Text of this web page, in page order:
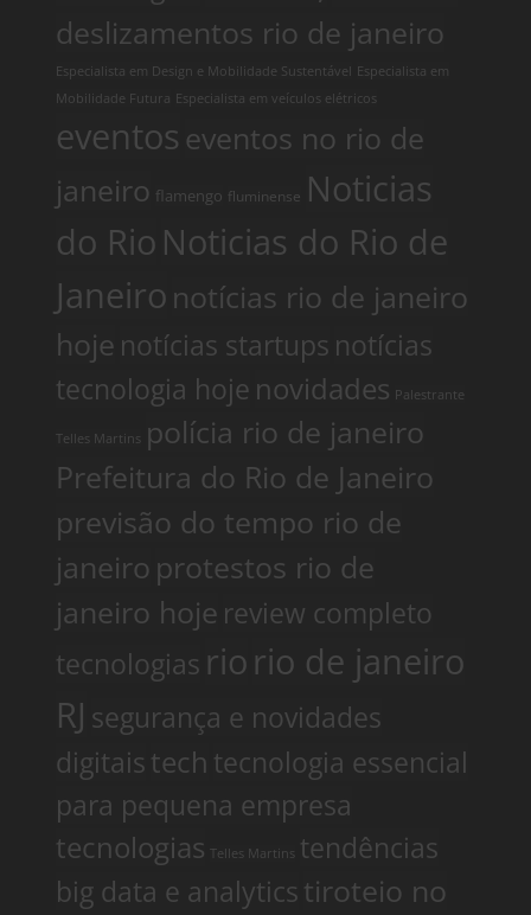
deslizamentos rio de janeiro
Especialista em Design e Mobilidade Sustentável Especialista em
Mobilidade Futura Especialista em veículos elétricos
eventos eventos no rio de
janeiro flamengo fluminense Noticias
do Rio Noticias do Rio de
Janeiro notícias rio de janeiro
hoje notícias startups notícias
tecnologia hoje novidades Palestrante
Telles Martins polícia rio de janeiro
Prefeitura do Rio de Janeiro
previsão do tempo rio de
janeiro protestos rio de
janeiro hoje review completo
tecnologias rio rio de janeiro
RJ segurança e novidades
digitaistech tecnologia essencial
para pequena empresa
tecnologias Telles Martins tendências
big data e analyticstiroteio no